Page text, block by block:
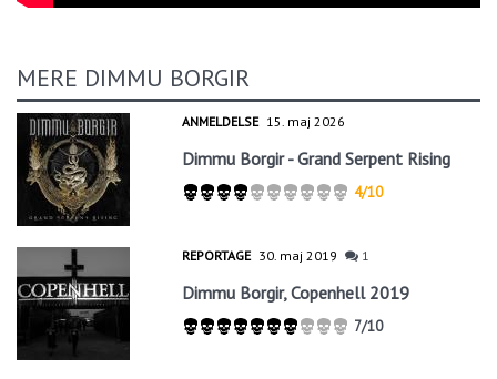
MERE DIMMU BORGIR
ANMELDELSE 15. maj 2026
Dimmu Borgir - Grand Serpent Rising
4/10
REPORTAGE 30. maj 2019 1
Dimmu Borgir, Copenhell 2019
7/10